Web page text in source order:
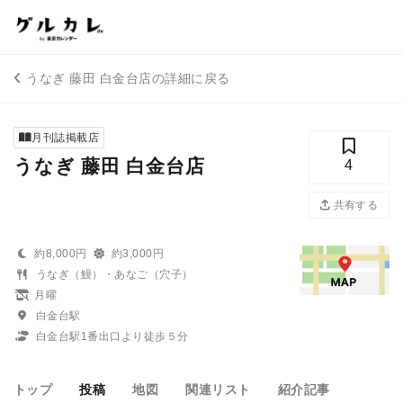
うなぎ 藤田 白金台店の詳細に戻る
月刊誌掲載店
うなぎ 藤田 白金台店 4
共有する
約8,000円
約3,000円
うなぎ（鰻）・あなご（穴子）
月曜
白金台駅
白金台駅1番出口より徒歩５分
トップ 投稿 地図 関連リスト 紹介記事